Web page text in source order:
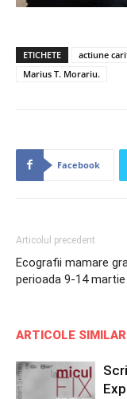
ETICHETE actiune
Marius T. Morariu.
Facebook
Articolul precedent
Ecografii mamare
perioada 9-14 martie
ARTICOLE